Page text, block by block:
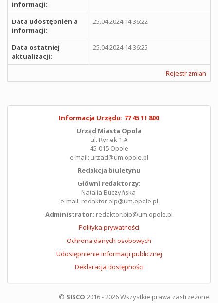
informacji:
Data udostępnienia
informacji:
25.04.2024 14:36:22
Data ostatniej
aktualizacji:
25.04.2024 14:36:25
Rejestr zmian
Informacja Urzędu: 77 45 11 800
Urząd Miasta Opola
ul. Rynek 1 A
45-015 Opole
e-mail: urzad@um.opole.pl
Redakcja biuletynu
Główni redaktorzy:
Natalia Buczyńska
e-mail: redaktor.bip@um.opole.pl
Administrator: redaktor.bip@um.opole.pl
Polityka prywatności
Ochrona danych osobowych
Udostępnienie informacji publicznej
Deklaracja dostępności
© SISCO 2016 - 2026 Wszystkie prawa zastrzeżone.